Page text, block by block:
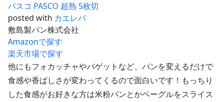
パスコ PASCO 超熟 5枚切
posted with カエレバ
敷島製パン株式会社
Amazonで探す
楽天市場で探す
他にもフォカッチャやバゲットなど、パンを変えるだけで
食感や香ばしさが変わってくるので面白いです！もっちり
した食感がお好きな方は米粉パンとかベーグルをスライス